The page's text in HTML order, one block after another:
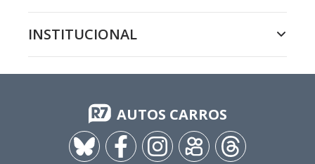
INSTITUCIONAL
AUTOS CARROS